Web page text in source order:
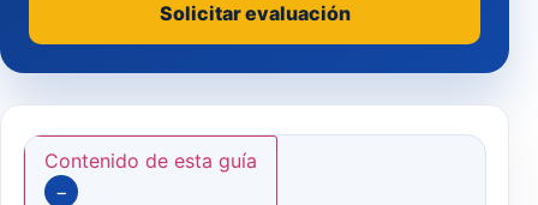
Contenido de esta guía
−
Solicitar evaluación